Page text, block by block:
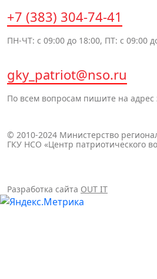
+7 (383) 304-74-41
ПН-ЧТ: с 09:00 до 18:00, ПТ: с 09:00
gky_patriot@nso.ru
По всем вопросам пишите на адрес
© 2010-2024 Министерство
ГКУ НСО «Центр патриотического
Разработка сайта OUT IT